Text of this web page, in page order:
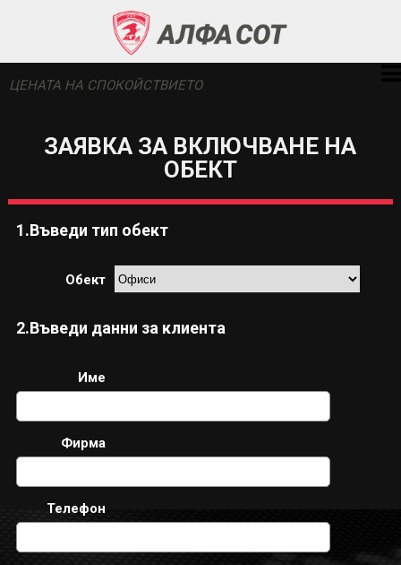
ЦЕНАТА НА СПОКОЙСТВИЕТО
ЗАЯВКА ЗА ВКЛЮЧВАНЕ НА
ОБЕКТ
1.Въведи тип обект
Обект
2.Въведи данни за клиента
Име
Фирма
Телефон